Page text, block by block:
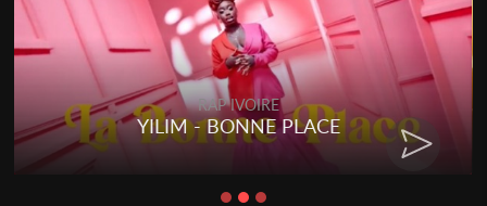
RAP IVOIRE
YILIM - BONNE PLACE